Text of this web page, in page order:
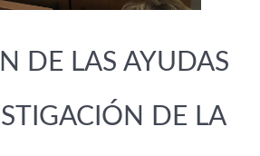
DE LAS AYUDAS
DE LA